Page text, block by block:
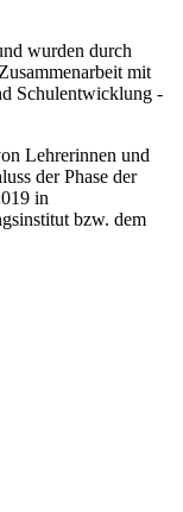
wurden durch
mit
Schulentwicklung -
Lehrerinnen und
der Phase der
in
bzw. dem